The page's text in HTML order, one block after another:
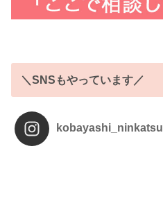
＼SNSもやっています／
kobayashi_ninkatsu